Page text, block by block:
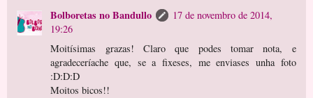
Bolboretas no Bandullo
17 de novembro de 2014,
19:26
Moitísimas grazas! Claro que podes tomar nota, e
agradeceríache que, se a fixeses, me enviases unha foto
:D:D:D
Moitos bicos!!